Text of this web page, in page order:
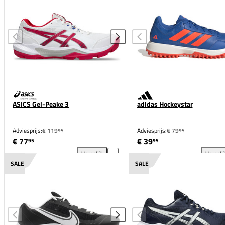
ASICS Gel-Peake 3
Adviesprijs:€ 11995
€ 7795
Vergelijk
ASICS Gel-Peake 3 toevoegen aan vergelijking
adidas Hockeystar
Adviesprijs:€ 7995
€ 3995
SALE SALE